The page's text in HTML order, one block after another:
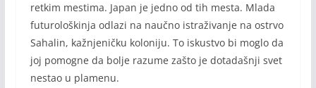
retkim mestima. Japan je jedno od tih mesta. Mlada
futurološkinja odlazi na naučno istraživanje na ostrvo
Sahalin, kažnjeničku koloniju. To iskustvo bi moglo da
joj pomogne da bolje razume zašto je dotadašnji svet
nestao u plamenu.